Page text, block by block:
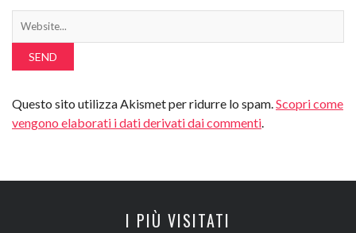
Questo sito utilizza Akismet per ridurre lo spam. Scopri come
vengono elaborati i dati derivati dai commenti
I PIÙ VISITATI